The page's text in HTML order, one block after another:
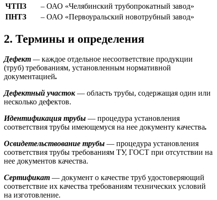
ЧТПЗ
– ОАО «Челябинский трубопрокатный завод»
ПНТЗ
– ОАО «Первоуральский новотрубный завод»
2. Термины и определения
Дефект —каждое отдельное несоответствие продукции
(труб) требованиям, установленным нормативной
документацией.
Дефектный участок— область трубы, содержащая один или
несколько дефектов.
Идентификация трубы — процедура установления
соответствия трубы имеющемуся на нее документу качества.
Освидетельствование трубы — процедура установления
соответствия трубы требованиям ТУ, ГОСТ при отсутствии на
нее документов качества.
Сертификат — документ о качестве труб удостоверяющий
соответствие их качества требованиям технических условий
на изготовление.